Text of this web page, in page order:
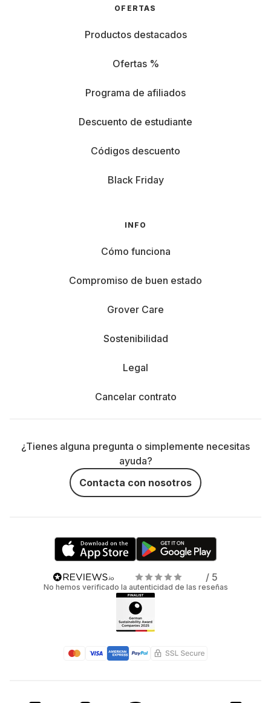
OFERTAS
Productos destacados
Ofertas %
Programa de afiliados
Descuento de estudiante
Códigos descuento
Black Friday
INFO
Cómo funciona
Compromiso de buen estado
Grover Care
Sostenibilidad
Legal
Cancelar contrato
¿Tienes alguna pregunta o simplemente necesitas
ayuda?
Contacta con nosotros
/ 5
No hemos verificado la autenticidad de las reseñas